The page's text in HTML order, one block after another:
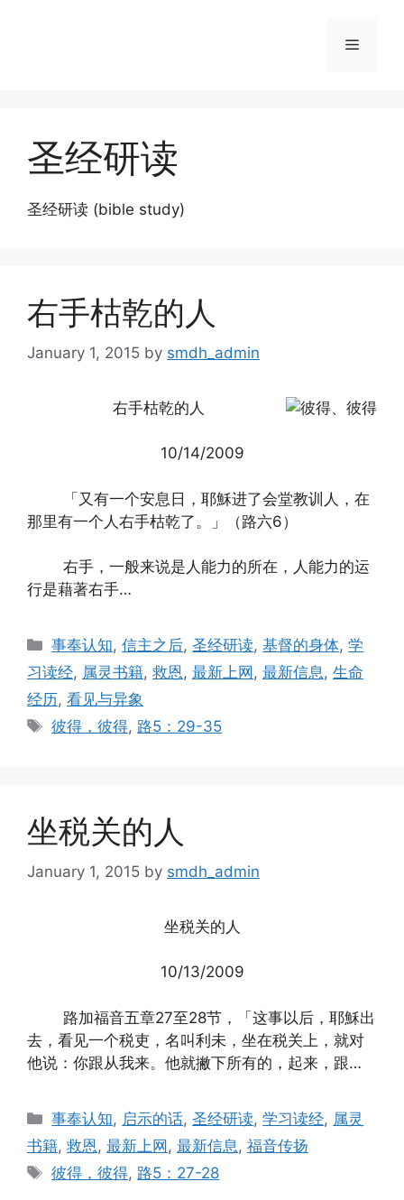
Menu
圣经研读
圣经研读 (bible study)
右手枯乾的人
January 1, 2015 by smdh_admin
右手枯乾的人
10/14/2009
「又有一个安息日，耶穌进了会堂教训人，在
那里有一个人右手枯乾了。」（路六6）
右手，一般来说是人能力的所在，人能力的运
行是藉著右手…
Categories
事奉认知,信主之后,圣经研读,基督的身体,学
习读经, 属灵书籍, 救恩, 最新上网 , 最新信息, 生命
经历, 看见与异象
Tags
彼得，彼得, 路5：29-35
坐税关的人
January 1, 2015 by smdh_admin
坐税关的人
10/13/2009
路加福音五章27至28节，「这事以后，耶穌出
去，看见一个税吏，名叫利未，坐在税关上，就对
他说：你跟从我来。他就撇下所有的，起来，跟…
Categories
事奉认知, 启示的话,圣经研读,学习读经, 属灵
书籍, 救恩 , 最新上网, 最新信息 , 福音传扬
Tags
彼得，彼得, 路5：27-28